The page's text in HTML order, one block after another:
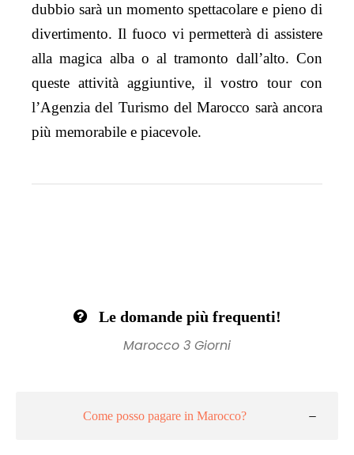
dubbio sarà un momento spettacolare e pieno di
divertimento. Il fuoco vi permetterà di assistere
alla magica alba o al tramonto dall’alto. Con
queste attività aggiuntive, il vostro tour con
l’Agenzia del Turismo del Marocco sarà ancora
più memorabile e piacevole.
Le domande più frequenti!
Marocco 3 Giorni
Come posso pagare in Marocco?